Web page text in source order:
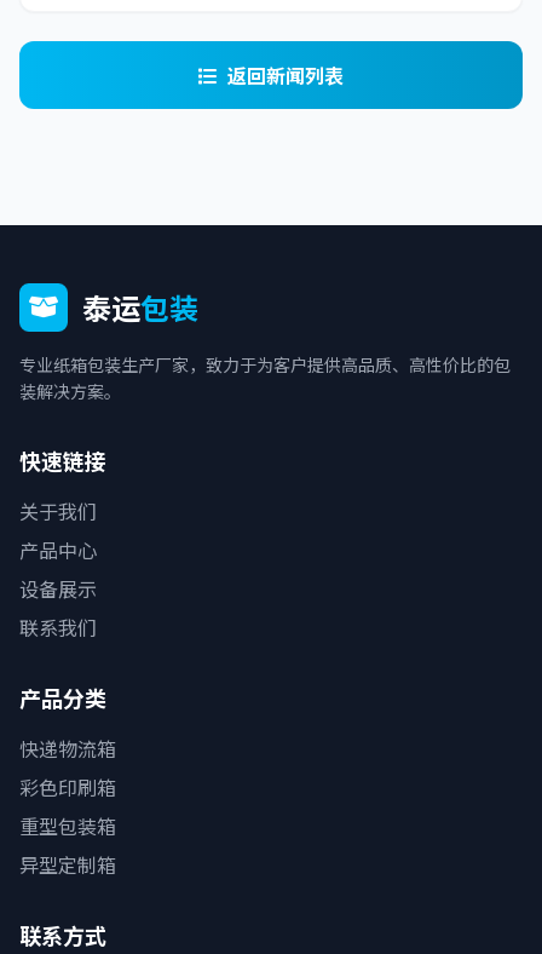
返回新闻列表
泰运包装
专业纸箱包装生产厂家，致力于为客户提供高品质、高性价比的包
装解决方案。
快速链接
关于我们
产品中心
设备展示
联系我们
产品分类
快递物流箱
彩色印刷箱
重型包装箱
异型定制箱
联系方式